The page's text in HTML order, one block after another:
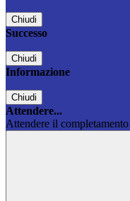
Chiudi
Successo
Chiudi
Informazione
Chiudi
Attendere...
Attendere il